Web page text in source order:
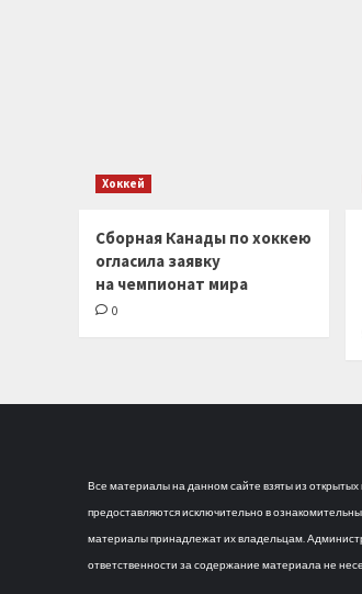
Хоккей
Сборная Канады по хоккею
огласила заявку
на чемпионат мира
0
Все материалы на данном сайте взяты из открытых
предоставляются исключительно в
материалы принадлежат их владельцам.
ответственности за содержание материала не